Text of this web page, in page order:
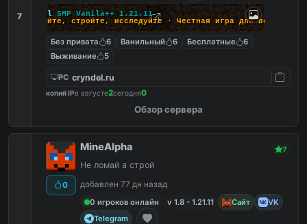
7
C l SMP Vanila++ 1. 21 .11
В
айте, стройте, исследуйте · Честная игра для вс
Без привата 6 Ванильный 6 Бесплатные
6
Выживание
5
PC cryndel.ru
копий IPв августе2сегодня0
Обзор сервера
0
MineAlpha 7
Не ломай а строй
добавлен 77 дн назад
0 игроков онлайн
v 1.8 - 1.21.11 Сайт
VK
Telegram